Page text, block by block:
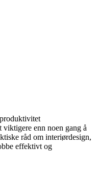
enn noen gang å
råd om interiørdesign,
effektivt og